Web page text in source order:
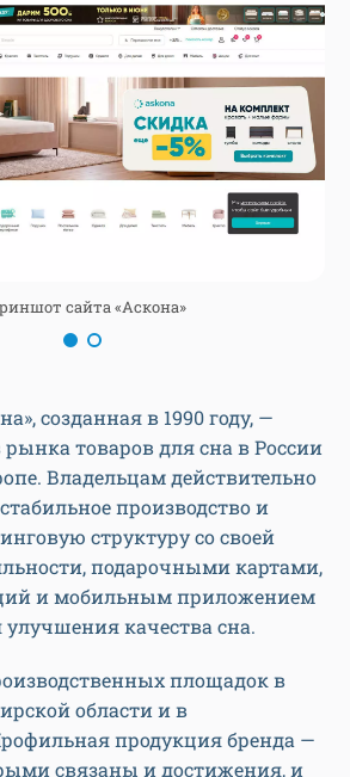
сайта «Аскона»
созданная в 1990 году, —
товаров для сна в России
Владельцам действительно
производство и
структуру со своей
подарочными картами,
и мобильным приложением
улучшения качества сна.
площадок в
области и в
продукция бренда —
связаны и достижения, и